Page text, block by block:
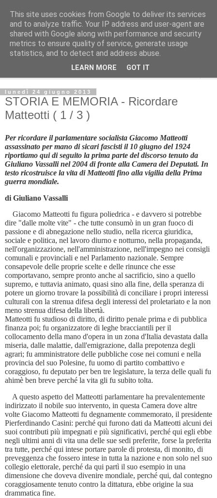
L'Avvenire dei lavoratori
Cultura
lunedì 24 giugno 2013
STORIA E MEMORIA - Ricordare
Matteotti ( 1 / 3 )
Per ricordare il parlamentare socialista Giacomo Matteotti
assassinato per mano di sicari fascisti il 10 giugno del 1924
riportiamo qui di seguito la prima parte del discorso tenuto da
Giuliano Vassalli nel 2004 di fronte alla Camera dei Deputati. In
testo ricostruisce la vita di Matteotti fino alla vigilia della Prima
guerra mondiale.
di Giuliano Vassalli
Giacomo Matteotti fu figura poliedrica - e davvero si potrebbe
dire "dalle molte vite" - che tutte consumò in un gran fuoco di
passione e di abnegazione nello studio, nella ricerca giuridica,
sociale e politica, nel lavoro diurno e notturno, nella propaganda,
nell'organizzazione, nell'amministrazione, nell'impegno nei consigli
comunali e provinciali e nel Parlamento nazionale. Sempre
consapevole delle proprie scelte e delle rinunce che esse
comportavano, sempre pronto anche al sacrificio, sino a quello
supremo, e tuttavia animato, quasi sino alla fine, della speranza di
potere un giorno trovare la possibilità di conciliare i propri interessi
culturali con la strenua difesa degli interessi del proletariato e la non
meno strenua difesa della libertà.
Matteotti fu studioso di diritto, di diritto penale prima e di pubblica
finanza poi; fu organizzatore di leghe bracciantili per il
collocamento della mano d'opera in un zona d'Italia devastata dalla
miseria, dalle malattie, dall'emigrazione, dalla prepotenza degli
agrari; fu amministratore delle pubbliche cose nei comuni e nella
provincia del suo Polesine, fu uomo di partito combattivo e
coraggioso, fu deputato per ben tre legislature, la terza delle quali fu
ahimè ben breve perché la vita gli fu subito tolta.
A questo aspetto del Matteotti parlamentare ha prevalentemente
indirizzato il nobile suo intervento, in questa Camera dove altre
volte Giacomo Matteotti fu degnamente commemorato, il presidente
Pierferdinando Casini: perché qui furono dati da Matteotti alcuni dei
suoi contributi più impegnati e più significativi, perché qui egli ebbe
negli ultimi anni di vita una delle sue sedi preferite, forse la preferita
tra tutte, perché qui intese portare parole di protesta, di monito, di
preveggenza che fossero intese in tutta la nazione e non solo nel suo
collegio elettorale, perché da qui partì il suo esempio in una
dimensione che doveva divenire mondiale, perché qui, dal contegno
coraggiosamente tenuto contro la dittatura, ebbe origine la sua
drammatica fine.
This site uses cookies from Google to deliver its services
and to analyze traffic. Your IP address and user-agent are
shared with Google along with performance and security
metrics to ensure quality of service, generate usage
statistics, and to detect and address abuse.
LEARN MORE GOT IT